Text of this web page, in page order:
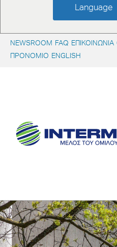
NEWSROOM FAQ ΕΠΙΚΟΙΝΩΝΙΑ
ΠΡΟΝΟΜΙΟ ENGLISH